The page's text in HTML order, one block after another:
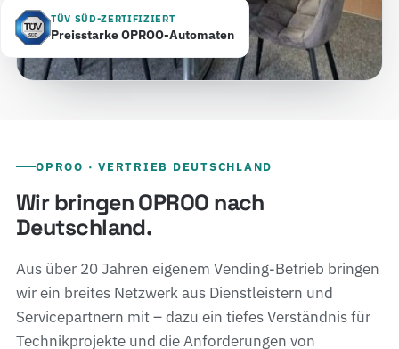
TÜV SÜD-ZERTIFIZIERT
Preisstarke OPROO-Automaten
OPROO · VERTRIEB DEUTSCHLAND
Wir bringen OPROO nach
Deutschland.
Aus über 20 Jahren eigenem Vending-Betrieb bringen
wir ein breites Netzwerk aus Dienstleistern und
Servicepartnern mit – dazu ein tiefes Verständnis für
Technikprojekte und die Anforderungen von